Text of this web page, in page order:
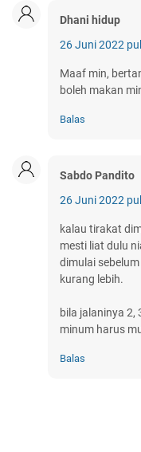
Dhani hidup
26 Juni 2022
Maaf min,
boleh makan
Balas
Sabdo Pandito
26 Juni 2022
kalau tirakat
mesti liat dulu
dimulai
kurang lebih.
bila jalaninya 2,
minum harus
Balas